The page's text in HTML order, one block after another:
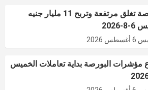
البورصة تغلق مرتفعة وتربح 11 مليار جنيه
2026
2026
مؤشرات البورصة بداية تعاملات الخميس